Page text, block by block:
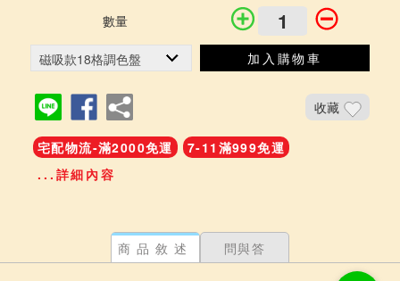
數量
加入購物車
收藏
宅配物流-滿2000免運
7-11滿999免運
...詳細內容
商品敘述 問與答